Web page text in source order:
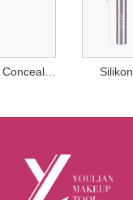
Tränenrough Concealer Pinsel